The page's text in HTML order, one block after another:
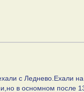
с Леднево.Ехали
в осномном